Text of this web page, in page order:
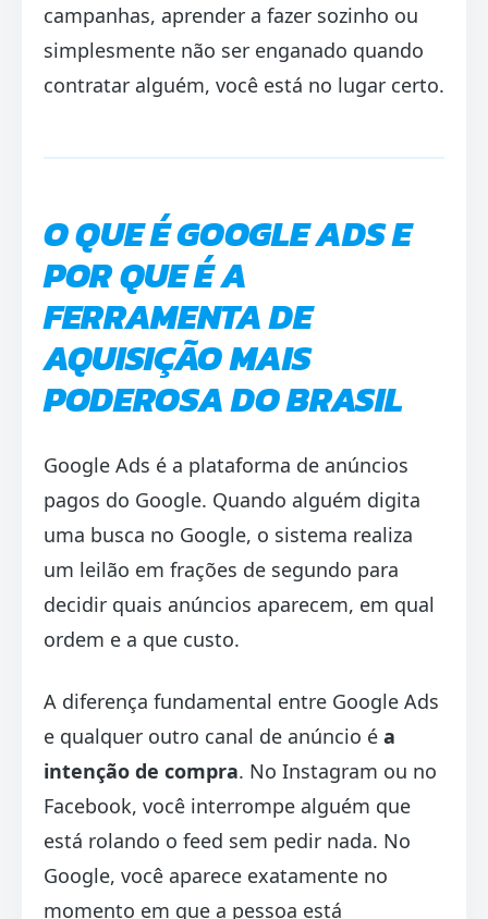
campanhas, aprender a fazer sozinho ou
simplesmente não ser enganado quando
contratar alguém, você está no lugar certo.
O QUE É GOOGLE ADS E
POR QUE É A
FERRAMENTA DE
AQUISIÇÃO MAIS
PODEROSA DO BRASIL
Google Ads é a plataforma de anúncios
pagos do Google. Quando alguém digita
uma busca no Google, o sistema realiza
um leilão em frações de segundo para
decidir quais anúncios aparecem, em qual
ordem e a que custo.
A diferença fundamental entre Google Ads
e qualquer outro canal de anúncio é a
intenção de compra. No Instagram ou no
Facebook, você interrompe alguém que
está rolando o feed sem pedir nada. No
Google, você aparece exatamente no
momento em que a pessoa está